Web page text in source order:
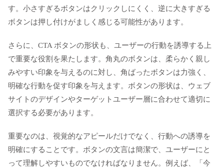
す。小さすぎるボタンはクリックしにくく、逆に大きすぎる
ボタンは押し付けがましく感じる可能性があります。
さらに、CTA ボタンの形状も、ユーザーの行動を誘導する上
で重要な役割を果たします。角丸のボタンは、柔らかく親し
みやすい印象を与えるのに対し、角ばったボタンは力強く、
明確な行動を促す印象を与えます。ボタンの形状は、ウェブ
サイトのデザインやターゲットユーザー層に合わせて適切に
選択する必要があります。
重要なのは、視覚的なアピールだけでなく、行動への誘導を
明確にすることです。ボタンの文言は簡潔で、ユーザーにと
って理解しやすいものでなければなりません。例えば、「今